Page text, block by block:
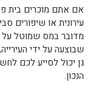
אם אתם מוכרים בית
עירונית או שיפורים
מדובר במס שמוטל
שבוצעה על ידי
גן יכול לסייע לכם
הנכון.